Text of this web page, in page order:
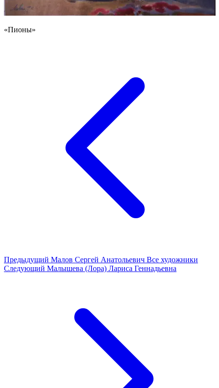
«Пионы»
Предыдущий Малов Сергей Анатольевич Все художники
Следующий Малышева (Лора) Лариса Геннадьевна